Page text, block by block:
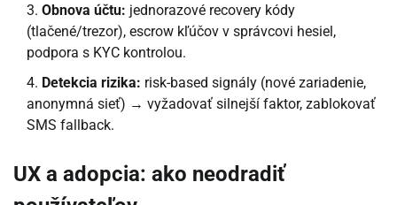
Obnova účtu: jednorazové recovery kódy
(tlačené/trezor), escrow kľúčov v správcovi hesiel,
podpora s KYC kontrolou.
Detekcia rizika: risk-based signály (nové zariadenie,
anonymná sieť) → vyžadovať silnejší faktor, zablokovať
SMS fallback.
UX a adopcia: ako neodradiť